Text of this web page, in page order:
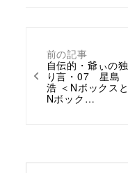
前の記事
自伝的・爺ぃの独
り言・07 星島
浩 ＜Nボックスと
Nボック…